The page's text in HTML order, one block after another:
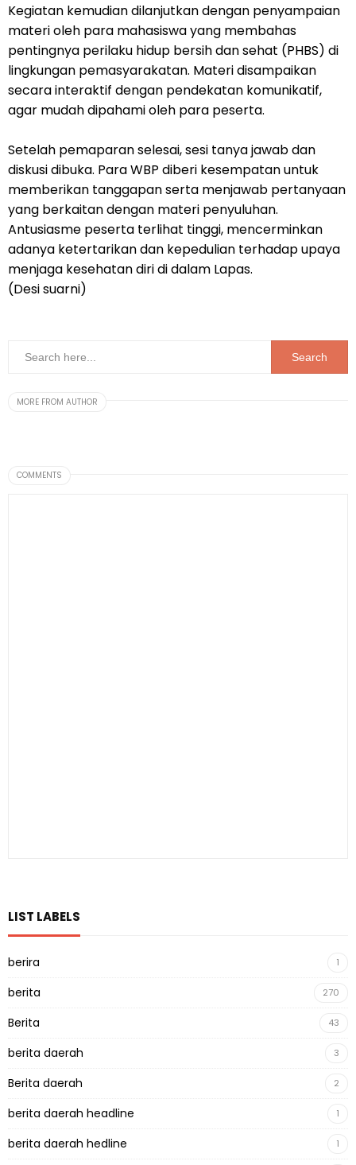
Kegiatan kemudian dilanjutkan dengan penyampaian
materi oleh para mahasiswa yang membahas
pentingnya perilaku hidup bersih dan sehat (PHBS) di
lingkungan pemasyarakatan. Materi disampaikan
secara interaktif dengan pendekatan komunikatif,
agar mudah dipahami oleh para peserta.
Setelah pemaparan selesai, sesi tanya jawab dan
diskusi dibuka. Para WBP diberi kesempatan untuk
memberikan tanggapan serta menjawab pertanyaan
yang berkaitan dengan materi penyuluhan.
Antusiasme peserta terlihat tinggi, mencerminkan
adanya ketertarikan dan kepedulian terhadap upaya
menjaga kesehatan diri di dalam Lapas.
(Desi suarni)
MORE FROM AUTHOR
COMMENTS
LIST LABELS
berira 1
berita 270
Berita 43
berita daerah 3
Berita daerah 2
berita daerah headline 1
berita daerah hedline 1